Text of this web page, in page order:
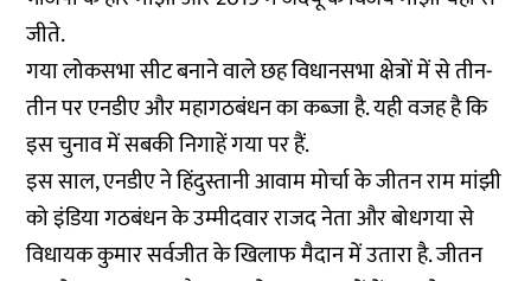
जीते.
गया लोकसभा सीट बनाने वाले छह विधानसभा क्षेत्रों में से तीन-
तीन पर एनडीए और महागठबंधन का कब्जा है. यही वजह है कि
इस चुनाव में सबकी निगाहें गया पर हैं.
इस साल, एनडीए ने हिंदुस्तानी आवाम मोर्चा के जीतन राम मांझी
को इंडिया गठबंधन के उम्मीदवार राजद नेता और बोधगया से
विधायक कुमार सर्वजीत के खिलाफ मैदान में उतारा है. जीतन